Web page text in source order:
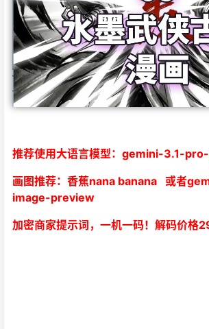
推荐使用大语言模型：gemini-3.1-
画图推荐：香蕉nana banana 或者
image-preview
加密商家提示词，一机一码！解码价格